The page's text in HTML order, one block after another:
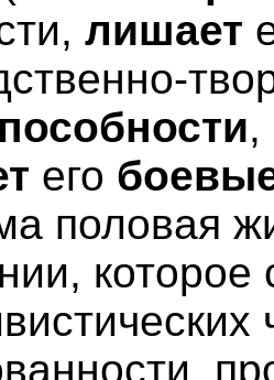
лишает
,
его
половая
которое